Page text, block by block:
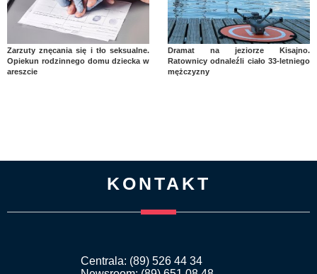
Zarzuty znęcania się i tło seksualne.
Opiekun rodzinnego domu dziecka w
areszcie
Dramat na jeziorze Kisajno.
Ratownicy odnaleźli ciało 33-letniego
mężczyzny
KONTAKT
Centrala: (89) 526 44 34